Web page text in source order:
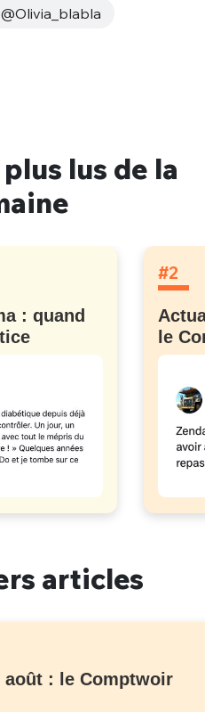
@Olivia_blabla
lus de la
: quand
#2
le
articles
: le Comptwoir